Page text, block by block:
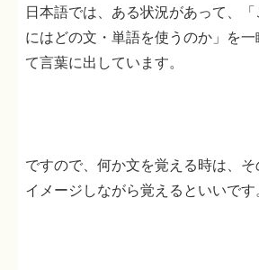
日本語では、ある状況があって、
にはどの文・単語を使うのか」を
て言葉に出しています。
ですので、何か文を覚える時は、
イメージしながら覚えるといいです